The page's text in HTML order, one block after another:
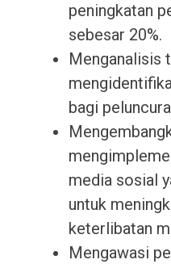
peningkatan
sebesar 20%.
Menganalisis
bagi
media sosial
untuk
keterlibatan
Mengawasi